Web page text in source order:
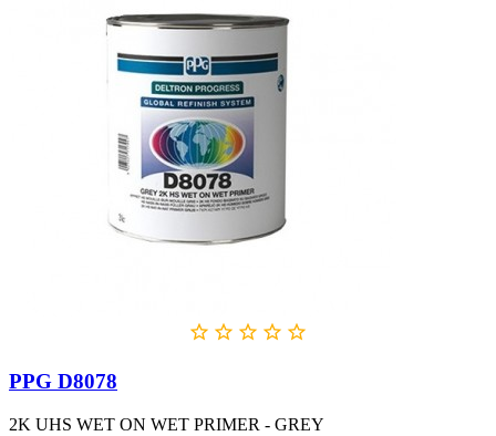
    
PPG D8078
2K UHS WET ON WET PRIMER - GREY